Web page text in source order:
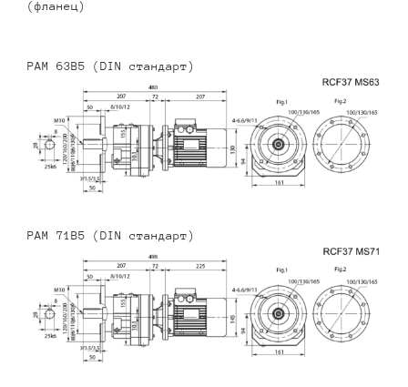
(фланец)
PAM 63B5 (DIN стандарт)
PAM 71B5 (DIN стандарт)